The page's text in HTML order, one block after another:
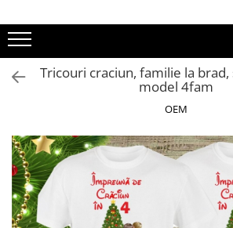
Tricouri craciun, familie la
model 4fam
OEM